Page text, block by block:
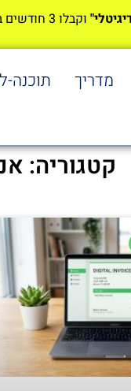
וקבלו 3 חודשים במתנה!
מדריך
קטגוריה: